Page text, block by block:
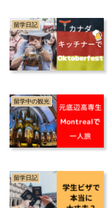
留学日記
留学中の観光
留学日記